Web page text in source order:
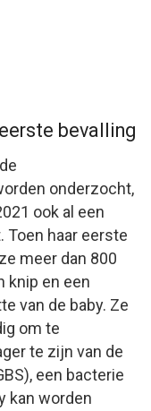
bevalling
onderzocht,
ook al een
Toen haar eerste
meer dan 800
knip en een
van de baby. Ze
om te
te zijn van de
een bacterie
kan worden